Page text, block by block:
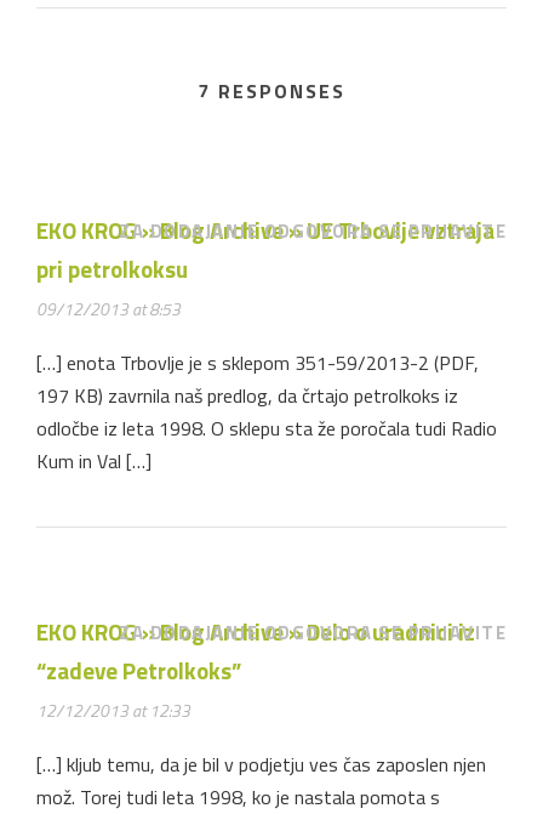
7 RESPONSES
EKO KROG » Blog Archive » UE Trbovlje vztraja
pri petrolkoksu
09/12/2013 at 8:53
ZA DODAJANJE ODGOVORA SE PRIJAVITE
[…] enota Trbovlje je s sklepom 351-59/2013-2 (PDF,
197 KB) zavrnila naš predlog, da črtajo petrolkoks iz
odločbe iz leta 1998. O sklepu sta že poročala tudi Radio
Kum in Val […]
EKO KROG » Blog Archive » Delo o uradnici iz
“zadeve Petrolkoks”
12/12/2013 at 12:33
ZA DODAJANJE ODGOVORA SE PRIJAVITE
[…] kljub temu, da je bil v podjetju ves čas zaposlen njen
mož. Torej tudi leta 1998, ko je nastala pomota s